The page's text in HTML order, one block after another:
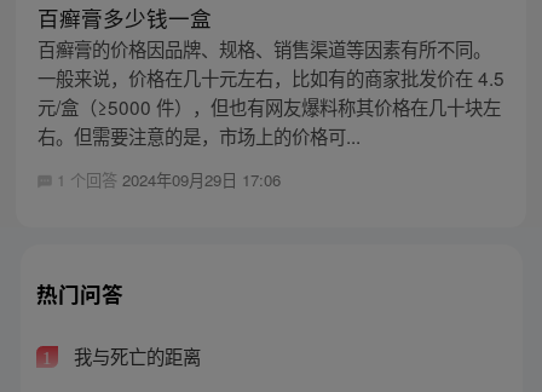
百癣膏多少钱一盒
百癣膏的价格因品牌、规格、销售渠道等因素有所不同。
一般来说，价格在几十元左右，比如有的商家批发价在 4.5
元/盒（≥5000 件），但也有网友爆料称其价格在几十块左
右。但需要注意的是，市场上的价格可...
1 个回答 2024年09月29日 17:06
热门问答
1 我与死亡的距离